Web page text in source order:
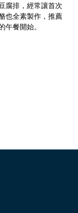
腐排，經常讓首次
也全素製作，推薦
餐開始。